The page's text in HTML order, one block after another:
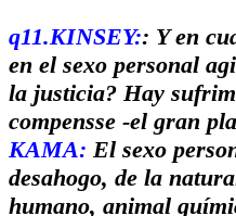
q11.KINSEY:: Y en
en el sexo personal
la justicia? Hay
compensse -el gran
KAMA: El sexo
desahogo, de la
humano, animal